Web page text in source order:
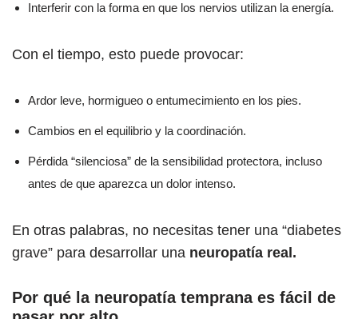
Interferir con la forma en que los nervios utilizan la energía.
Con el tiempo, esto puede provocar:
Ardor leve, hormigueo o entumecimiento en los pies.
Cambios en el equilibrio y la coordinación.
Pérdida “silenciosa” de la sensibilidad protectora, incluso
antes de que aparezca un dolor intenso.
En otras palabras, no necesitas tener una “diabetes
grave” para desarrollar una neuropatía real.
Por qué la neuropatía temprana es fácil de